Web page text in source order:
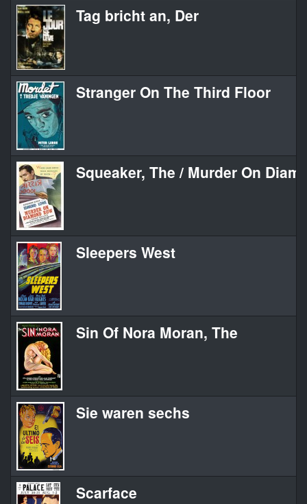
Tag bricht an, Der
Stranger On The Third Floor
Squeaker, The / Murder On
Sleepers West
Sin Of Nora Moran, The
Sie waren sechs
Scarface